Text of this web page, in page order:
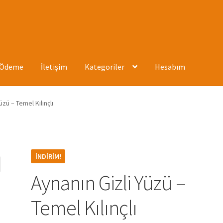
İletişim Kategoriler Hesabım
Hesabım İletişim
– Temel Kılınçlı
İNDIRIM!
Aynanın Gizli Yüzü –
Temel Kılınçlı